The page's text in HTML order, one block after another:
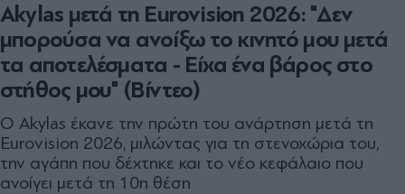
Akylas μετά τη Eurovision 2026: "Δεν
μπορούσα να ανοίξω το κινητό μου μετά
τα αποτελέσματα - Είχα ένα βάρος στο
στήθος μου" (Βίντεο)
Ο Akylas έκανε την πρώτη του ανάρτηση μετά τη
Eurovision 2026, μιλώντας για τη στενοχώρια του,
την αγάπη που δέχτηκε και το νέο κεφάλαιο που
ανοίγει μετά τη 10η θέση